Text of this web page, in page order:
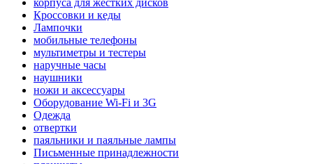
корпуса для жестких дисков
Кроссовки и кеды
Лампочки
мобильные телефоны
мультиметры и тестеры
наручные часы
наушники
ножи и аксессуары
Оборудование Wi-Fi и 3G
Одежда
отвертки
паяльники и паяльные лампы
Письменные принадлежности